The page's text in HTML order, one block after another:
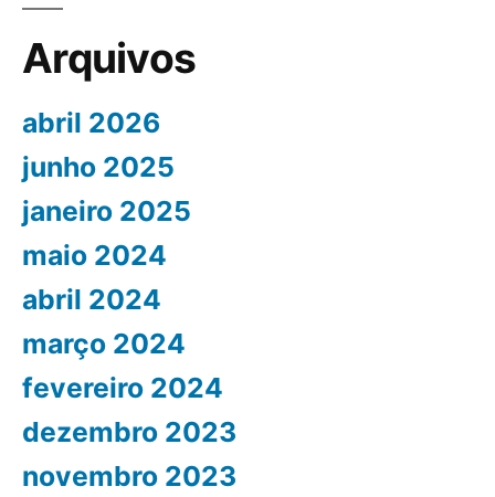
Arquivos
abril 2026
junho 2025
janeiro 2025
maio 2024
abril 2024
março 2024
fevereiro 2024
dezembro 2023
novembro 2023